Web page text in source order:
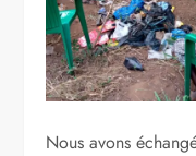
Nous avons